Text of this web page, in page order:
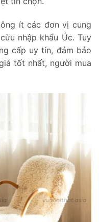
ít các đơn vị cung
nhập khẩu Úc. Tuy
cấp uy tín, đảm bảo
tốt nhất, người mua